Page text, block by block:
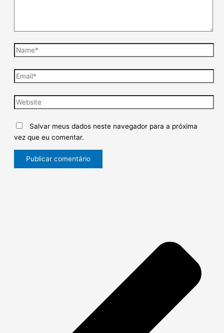
Salvar meus dados neste navegador para a próxima
vez que eu comentar.